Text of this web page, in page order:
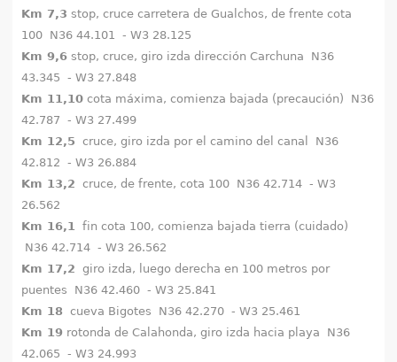
Km 7,3 stop, cruce carretera de Gualchos, de frente cota
100 N36 44.101 - W3 28.125
Km 9,6 stop, cruce, giro izda dirección Carchuna N36
43.345 - W3 27.848
Km 11,10 cota máxima, comienza bajada (precaución) N36
42.787 - W3 27.499
Km 12,5 cruce, giro izda por el camino del canal N36
42.812 - W3 26.884
Km 13,2 cruce, de frente, cota 100 N36 42.714 - W3
26.562
Km 16,1
fin cota 100, comienza bajada tierra (cuidado)
N36 42.714 - W3 26.562
Km 17,2 giro izda, luego derecha en 100 metros por
puentes N36 42.460 - W3 25.841
Km 18 cueva Bigotes N36 42.270 - W3 25.461
Km 19 rotonda de Calahonda, giro izda hacia playa N36
42.065 - W3 24.993